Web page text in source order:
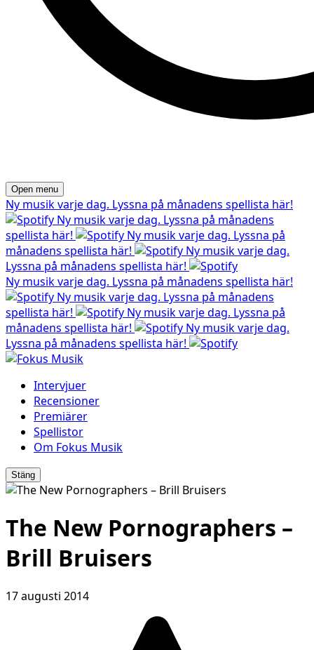
Open menu
Ny musik varje dag. Lyssna på månadens spellista här!
Ny musik varje dag. Lyssna på månadens
spellista här!
Ny musik varje dag. Lyssna på
månadens spellista här!
Ny musik varje dag.
Lyssna på månadens spellista här!
Ny musik varje dag. Lyssna på månadens spellista här!
Ny musik varje dag. Lyssna på månadens
spellista här!
Ny musik varje dag. Lyssna på
månadens spellista här!
Ny musik varje dag.
Lyssna på månadens spellista här!
Intervjuer
Recensioner
Premiärer
Spellistor
Om Fokus Musik
Stäng
The New Pornographers –
Brill Bruisers
17 augusti 2014